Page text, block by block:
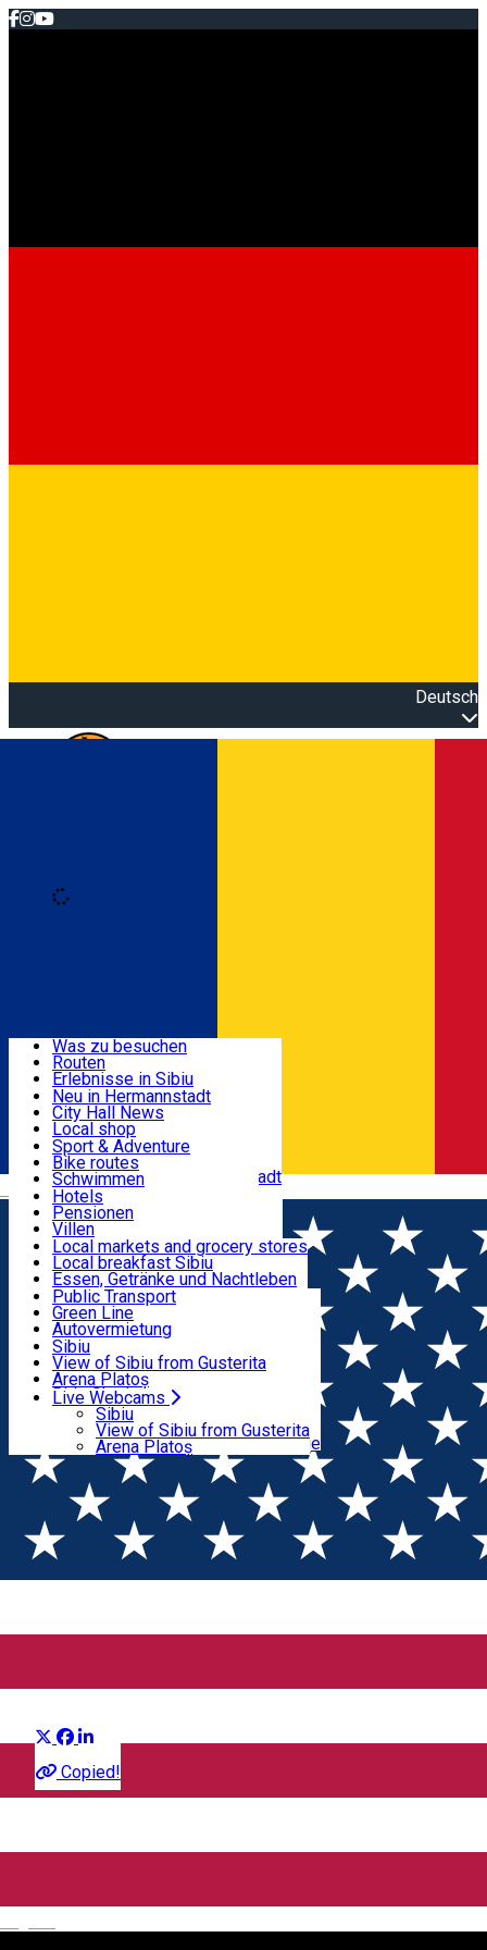
Deutsch
Română
Nützliche informationen
Aktivitäten & Abenteuer
Unterkunft
Essen, Getränke & Nachtleben
Transport & Parken
Live Webcams
Was zu besuchen
Routen
Erlebnisse in Sibiu
Podcast
Kultur
Museen
Kirchen
Parks, Zoo
Im Umkreis von Hermannstadt
Neu in Hermannstadt
City Hall News
Local shop
Sibiu Handwerker
Sibiul Verde
Public services
Bildung
Wie komme ich nach Sibiu?
Touristeninfo
Reiseführer
Guided tours
Local publication
Schönheitssalon
Sport & Adventure
Bike routes
Schwimmen
Reiten
Fitnessstudio
Loc de joacă indoor
Loc de joacă outdoor
Ski
Eislaufen
Yoga
Hotels
Pensionen
Villen
Hostels
Motels
Camping
Zimmer zu vermieten
Wohnungen
Unterkunft außerhalb von Sibiu
Local markets and grocery stores
Local breakfast Sibiu
Essen, Getränke und Nachtleben
Pizza
Fast Food
Kaffeestube
Konditorei
Pub, Bar
Nachtclubs
Bäckerei
Public Transport
Green Line
Autovermietung
Fahrad verleih
Scooter rentals
Taxi
Ride Sharing
Park-Tickets
Parkplätze
Ladestationen für Elektrofahrzeuge
Sibiu
View of Sibiu from Gusterita
Arena Platoș
Live Webcams
Sibiu
View of Sibiu from Gusterita
Arena Platoș
Home Film Drama
Drama
Copied!
Film